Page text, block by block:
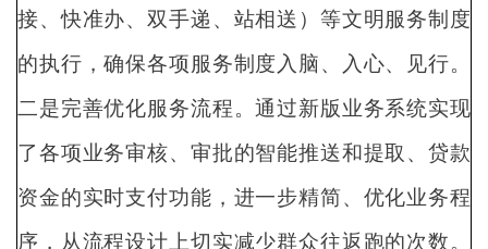
接、快准办、双手递、站相送）等文明服务制度
的执行，确保各项服务制度入脑、入心、见行。
二是完善优化服务流程。通过新版业务系统实现
了各项业务审核、审批的智能推送和提取、贷款
资金的实时支付功能，进一步精简、优化业务程
序，从流程设计上切实减少群众往返跑的次数。